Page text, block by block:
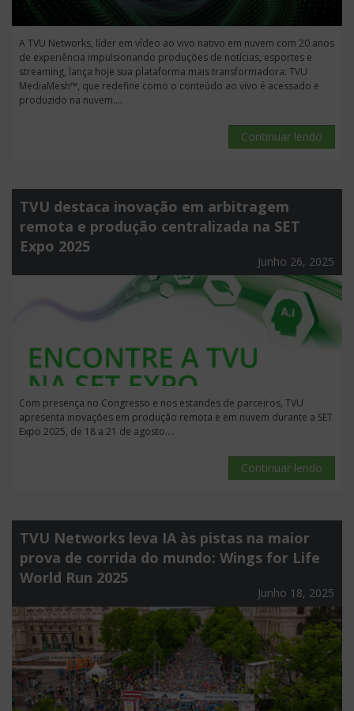
A TVU Networks, líder em vídeo ao vivo nativo em nuvem com 20 anos
de experiência impulsionando produções de notícias, esportes e
streaming, lança hoje sua plataforma mais transformadora: TVU
MediaMesh™, que redefine como o conteúdo ao vivo é acessado e
produzido na nuvem....
Continuar lendo
TVU destaca inovação em arbitragem
remota e produção centralizada na SET
Expo 2025
Junho 26, 2025
Com presença no Congresso e nos estandes de parceiros, TVU
apresenta inovações em produção remota e em nuvem durante a SET
Expo 2025, de 18 a 21 de agosto....
Continuar lendo
TVU Networks leva IA às pistas na maior
prova de corrida do mundo: Wings for Life
World Run 2025
Junho 18, 2025